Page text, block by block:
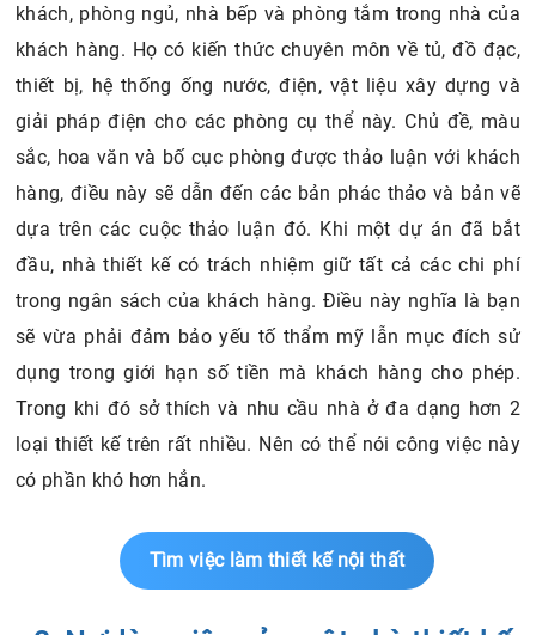
khách, phòng ngủ, nhà bếp và phòng tắm trong nhà của
khách hàng. Họ có kiến ​​thức chuyên môn về tủ, đồ đạc,
thiết bị, hệ thống ống nước, điện, vật liệu xây dựng và
giải pháp điện cho các phòng cụ thể này. Chủ đề, màu
sắc, hoa văn và bố cục phòng được thảo luận với khách
hàng, điều này sẽ dẫn đến các bản phác thảo và bản vẽ
dựa trên các cuộc thảo luận đó. Khi một dự án đã bắt
đầu, nhà thiết kế có trách nhiệm giữ tất cả các chi phí
trong ngân sách của khách hàng. Điều này nghĩa là bạn
sẽ vừa phải đảm bảo yếu tố thẩm mỹ lẫn mục đích sử
dụng trong giới hạn số tiền mà khách hàng cho phép.
Trong khi đó sở thích và nhu cầu nhà ở đa dạng hơn 2
loại thiết kế trên rất nhiều. Nên có thể nói công việc này
có phần khó hơn hẳn.
Tìm việc làm thiết kế nội thất